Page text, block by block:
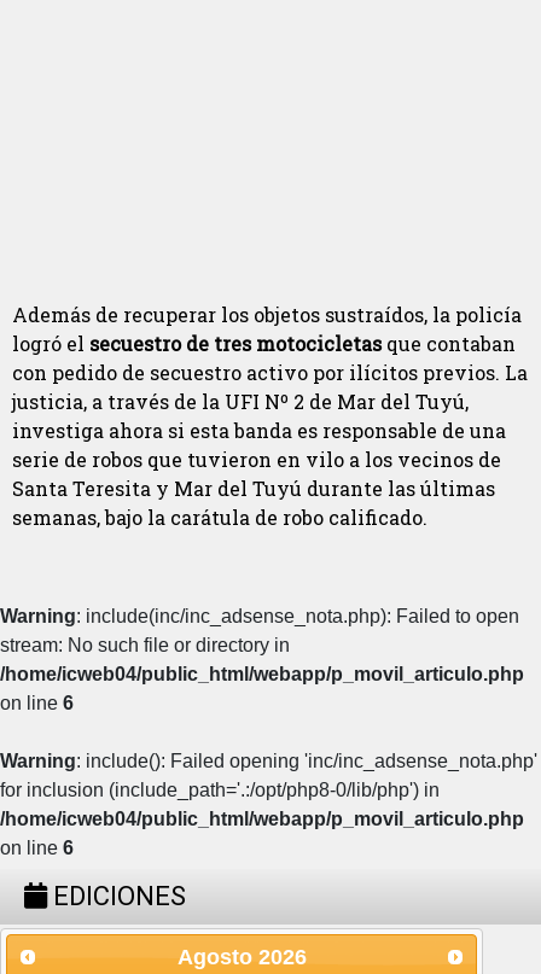
Además de recuperar los objetos sustraídos, la policía
logró el secuestro de tres motocicletasque contaban
con pedido de secuestro activo por ilícitos previos. La
justicia, a través de la UFI Nº 2 de Mar del Tuyú,
investiga ahora si esta banda es responsable de una
serie de robos que tuvieron en vilo a los vecinos de
Santa Teresita y Mar del Tuyú durante las últimas
semanas, bajo la carátula de robo calificado.
Warning: include(inc/inc_adsense_nota.php): Failed to open
stream: No such file or directory in
/home/icweb04/public_html/webapp/p_movil_articulo.php
on line 6
Warning: include(): Failed opening 'inc/inc_adsense_nota.php'
for inclusion (include_path='.:/opt/php8-0/lib/php') in
/home/icweb04/public_html/webapp/p_movil_articulo.php
on line 6
EDICIONES
Agosto 2026